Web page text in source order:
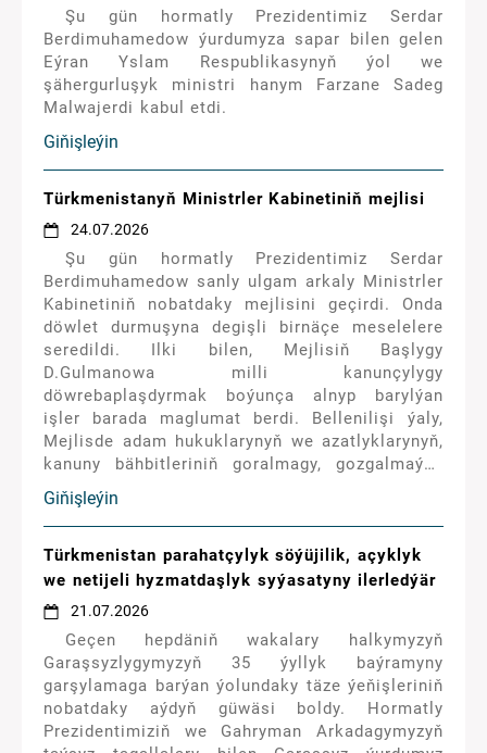
Şu gün hormatly Prezidentimiz Serdar
Berdimuhamedow ýurdumyza sapar bilen gelen
Eýran Yslam Respublikasynyň ýol we
şähergurluşyk ministri hanym Farzane Sadeg
Malwajerdi kabul etdi.
Giňişleýin
Türkmenistanyň Ministrler Kabinetiniň mejlisi
24.07.2026
Şu gün hormatly Prezidentimiz Serdar
Berdimuhamedow sanly ulgam arkaly Ministrler
Kabinetiniň nobatdaky mejlisini geçirdi. Onda
döwlet durmuşyna degişli birnäçe meselelere
seredildi. Ilki bilen, Mejlisiň Başlygy
D.Gulmanowa milli kanunçylygy
döwrebaplaşdyrmak boýunça alnyp barylýan
işler barada maglumat berdi. Bellenilişi ýaly,
Mejlisde adam hukuklarynyň we azatlyklarynyň,
kanuny bähbitleriniň goralmagy, gozgalmaýan
emläge bolan hukuklaryň döwlet belligine
alynmagy, döwletimiziň halkara resminamalara
goşulmagyny hukuk taýdan goldamak boýunça
Türkmenistanyň Kanunlarynyň taslamalaryny
taýýarlamak, hereket edýän birnäçe kanunçylyk
namalaryna döwrebap üýtgetmeleri,
goşmaçalary girizmek boýunça degişli işler
geçirilýär.
Giňişleýin
Türkmenistan parahatçylyk söýüjilik, açyklyk
we netijeli hyzmatdaşlyk syýasatyny ilerledýär
21.07.2026
Geçen hepdäniň wakalary halkymyzyň
Garaşsyzlygymyzyň 35 ýyllyk baýramyny
garşylamaga barýan ýolundaky täze ýeňişleriniň
nobatdaky aýdyň güwäsi boldy. Hormatly
Prezidentimiziň we Gahryman Arkadagymyzyň